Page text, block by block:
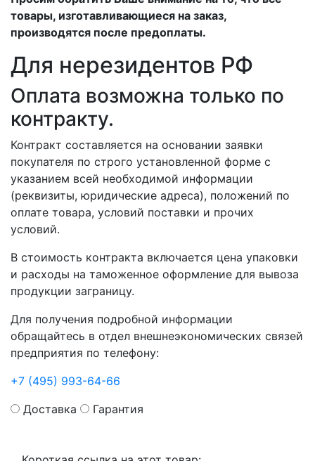
товары, изготавливающиеся на заказ,
производятся после предоплаты.
Для нерезидентов РФ
Оплата возможна только по
контракту.
Контракт составляется на основании заявки
покупателя по строго установленной форме с
указанием всей необходимой информации
(реквизиты, юридические адреса), положений по
оплате товара, условий поставки и прочих
условий.
В стоимость контракта включается цена упаковки
и расходы на таможенное оформление для вывоза
продукции заграницу.
Для получения подробной информации
обращайтесь в отдел внешнеэкономических связей
предприятия по телефону:
+7 (495) 993-64-66
Доставка
Гарантия